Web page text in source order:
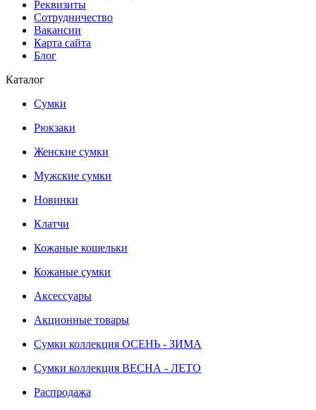
Реквизиты
Сотрудничество
Вакансии
Карта сайта
Блог
Каталог
Сумки
Рюкзаки
Женские сумки
Мужские сумки
Новинки
Клатчи
Кожаные кошельки
Кожаные сумки
Аксессуары
Акционные товары
Сумки коллекция ОСЕНЬ - ЗИМА
Сумки коллекция ВЕСНА - ЛЕТО
Распродажа